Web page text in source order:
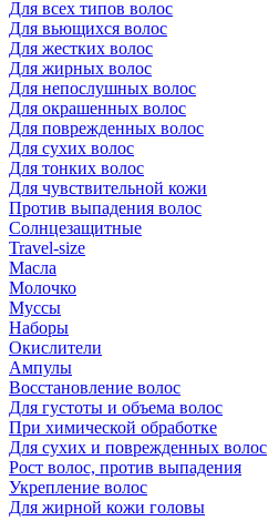
Для всех типов волос
Для вьющихся волос
Для жестких волос
Для жирных волос
Для непослушных волос
Для окрашенных волос
Для поврежденных волос
Для сухих волос
Для тонких волос
Для чувствительной кожи
Против выпадения волос
Солнцезащитные
Travel-size
Масла
Молочко
Муссы
Наборы
Окислители
Ампулы
Восстановление волос
Для густоты и объема волос
При химической обработке
Для сухих и поврежденных волос
Рост волос, против выпадения
Укрепление волос
Для жирной кожи головы